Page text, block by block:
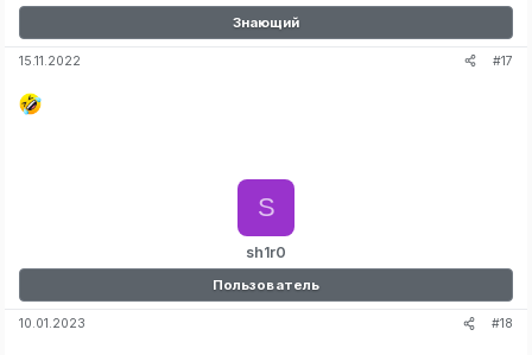
Знающий
15.11.2022 #17
sh1r0
S
Пользователь
10.01.2023 #18